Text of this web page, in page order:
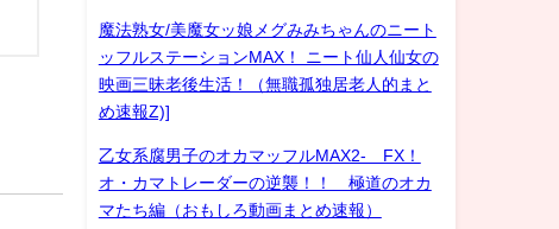
魔法熟女/美魔女ッ娘メグみみちゃんのニート
ッフルステーションMAX！ ニート仙人仙女の
映画三昧老後生活！（無職孤独居老人的まと
め速報Z)]
乙女系腐男子のオカマッフルMAX2- FX！
オ・カマトレーダーの逆襲！！ 極道のオカ
マたち編（おもしろ動画まとめ速報）